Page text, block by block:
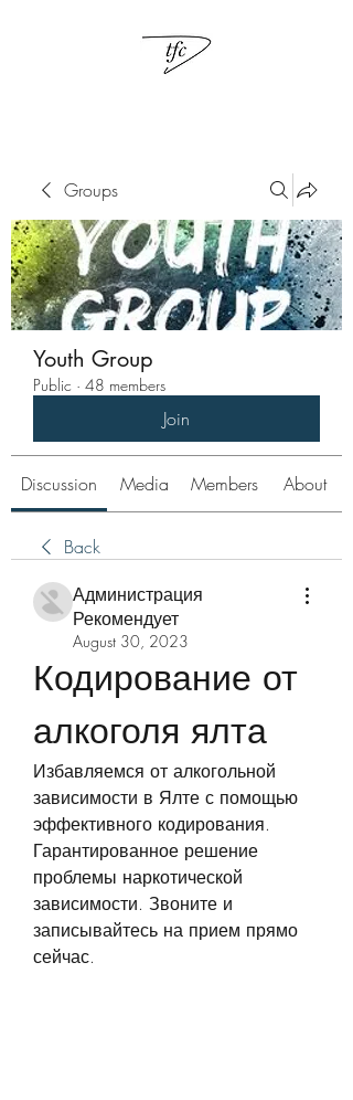
Groups
Youth Group
Public · 48 members
Join
Discussion Media Members About
Back
Администрация
Рекомендует
August 30, 2023
Кодирование от
алкоголя ялта
Избавляемся от алкогольной
зависимости в Ялте с помощью
эффективного кодирования.
Гарантированное решение
проблемы наркотической
зависимости. Звоните и
записывайтесь на прием прямо
сейчас.